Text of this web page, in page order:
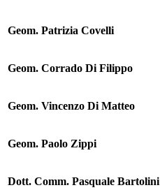
Geom. Patrizia Covelli
Geom. Corrado Di Filippo
Geom. Vincenzo Di Matteo
Geom. Paolo Zippi
Dott. Comm. Pasquale Bartolini